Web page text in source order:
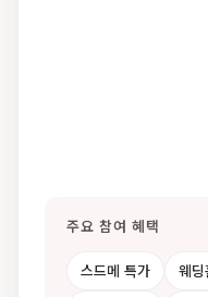
주요 참여 혜택
스드메 특가 웨